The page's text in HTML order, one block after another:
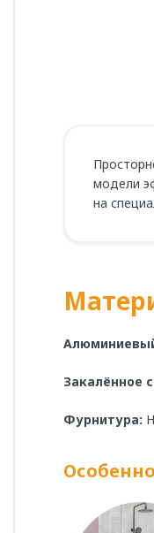
модели
на
Закалённое
Фурнитура: